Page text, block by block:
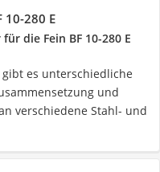
280 E
die Fein BF 10-280 E
gibt es unterschiedliche
und
verschiedene Stahl- und